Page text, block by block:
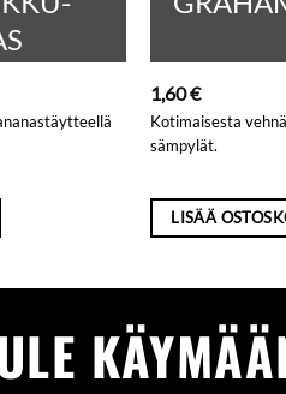
1,60€
Kotimaisesta
sämpylät.
LISÄÄ